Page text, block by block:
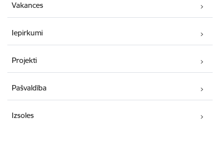
Vakances
Iepirkumi
Projekti
Pašvaldība
Izsoles